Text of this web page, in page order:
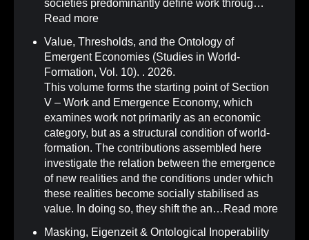
societies predominantly define work throug…
Read more
Value, Thresholds, and the Ontology of
Emergent Economies (Studies in World-
Formation, Vol. 10). . 2026.
This volume forms the starting point of Section
V – Work and Emergence Economy, which
examines work not primarily as an economic
category, but as a structural condition of world-
formation. The contributions assembled here
investigate the relation between the emergence
of new realities and the conditions under which
these realities become socially stabilised as
value. In doing so, they shift the an… Read more
Masking, Eigenzeit & Ontological Inoperability